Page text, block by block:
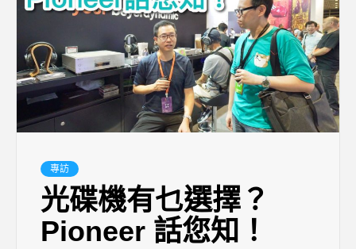
專訪
光碟機有乜選擇？
Pioneer 話您知！